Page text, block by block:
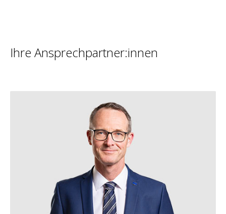
Ihre Ansprechpartner:innen